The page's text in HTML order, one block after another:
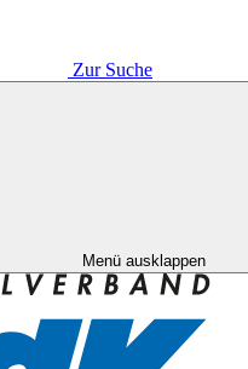
Zur Suche
Menü ausklappen